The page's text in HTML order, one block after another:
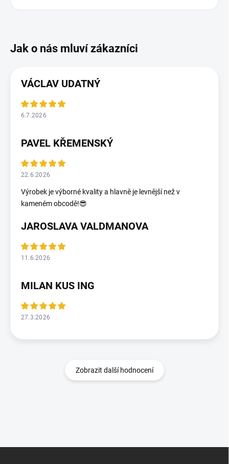
VÁCLAV UDATNÝ
6.7.2026
PAVEL KŘEMENSKÝ
22.6.2026
Výrobek je výborné kvality a hlavně je levnější než v
kameném obcodě!😎
JAROSLAVA VALDMANOVA
11.6.2026
MILAN KUS ING
27.3.2026
Zobrazit další hodnocení